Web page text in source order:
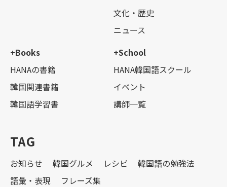
文化・歴史
ニュース
+Books
HANAの書籍
韓国関連書籍
韓国語学習書
+School
HANA韓国語スクール
イベント
講師一覧
TAG
お知らせ 韓国グルメ レシピ
韓国語の勉強法
語彙・表現
フレーズ集